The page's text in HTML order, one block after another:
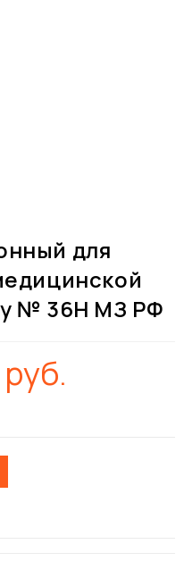
для
№ 36Н МЗ РФ
руб.